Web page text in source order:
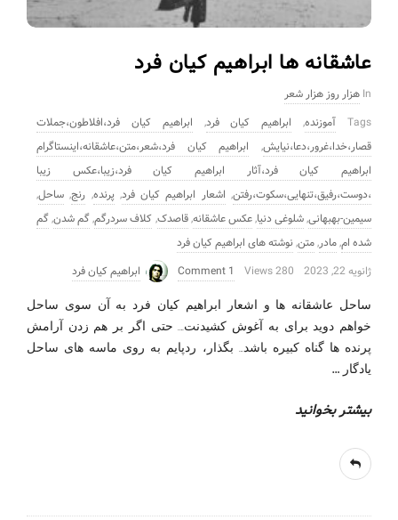
عاشقانه ها ابراهیم کیان فرد
In هزار روز هزار شعر
Tags
آموزنده, ابراهیم کیان فرد, ابراهیم کیان فرد،افلاطون،جملات
قصار،خدا،غرور،دعا،نیایش, ابراهیم کیان فرد،شعر،متن،عاشقانه،اینستاگرام
ابراهیم کیان فرد،آثار ابراهیم کیان فرد،زیبا،عکس زیبا
،دوست،رفیق،تنهایی،سکوت،رفتن, اشعار ابراهیم کیان فرد,پرنده, رنج, ساحل,
سیمین-بهبهانی,شلوغی دنیا,عکس عاشقانه,قاصدک, کلاف سردرگم, گم شدن, گم
شده ام,مادر,متن,نوشته های ابراهیم کیان فرد
ژانویه 22, 2023
280 Views
1 Comment ابراهیم کیان فرد
ساحل عاشقانه ها و اشعار ابراهیم کیان فرد به آن سوی ساحل
خواهم دوید برای به آغوش کشیدنت…. حتی اگر بر هم زدن آرامش
پرنده ها گناه کبیره باشد… بگذار، ردپایم به روی ماسه های ساحل
یادگار …
بیشتر بخوانید